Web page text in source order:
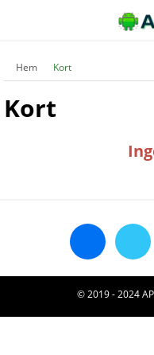
Hem Kort
Kort
© 2019 - 2024